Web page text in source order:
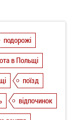
подорожі
в Польщі
поїзд
відпочинок